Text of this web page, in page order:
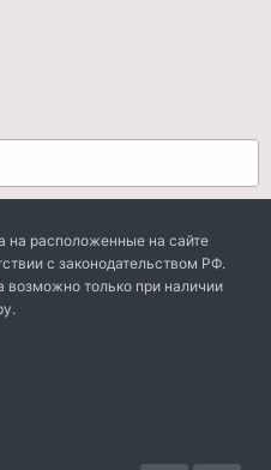
расположенные на сайте
с законодательством РФ.
возможно только при наличии